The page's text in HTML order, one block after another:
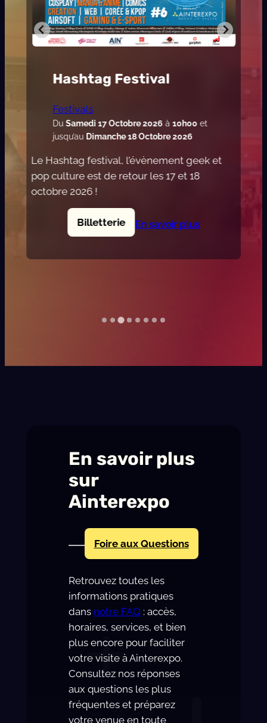
Hashtag Festival
Festivals
DuSamedi 17 Octobre 2026 à 10h00 et
jusqu’au Dimanche 18 Octobre 2026
Le Hashtag festival, l’évènement geek et
pop culture est de retour les 17 et 18
octobre 2026 !
Billetterie
En savoir plus
F
En savoir plus
sur
Ainterexpo
Foire aux Questions
Retrouvez toutes les
informations pratiques
dans notre FAQ : accès,
horaires, services, et bien
plus encore pour faciliter
votre visite à Ainterexpo.
Consultez nos réponses
aux questions les plus
fréquentes et préparez
votre venue en toute